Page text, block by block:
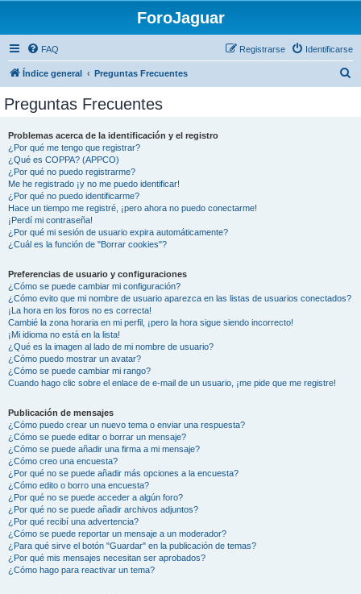
ForoJaguar
FAQ Identificarse
Registrarse
Índice general Preguntas Frecuentes
Preguntas Frecuentes
Problemas acerca de la identificación y el registro
¿Por qué me tengo que registrar?
¿Qué es COPPA? (APPCO)
¿Por qué no puedo registrarme?
Me he registrado ¡y no me puedo identificar!
¿Por qué no puedo identificarme?
Hace un tiempo me registré, ¡pero ahora no puedo conectarme!
¡Perdí mi contraseña!
¿Por qué mi sesión de usuario expira automáticamente?
¿Cuál es la función de "Borrar cookies"?
Preferencias de usuario y configuraciones
¿Cómo se puede cambiar mi configuración?
¿Cómo evito que mi nombre de usuario aparezca en las listas de usuarios conectados?
¡La hora en los foros no es correcta!
Cambié la zona horaria en mi perfil, ¡pero la hora sigue siendo incorrecto!
¡Mi idioma no está en la lista!
¿Qué es la imagen al lado de mi nombre de usuario?
¿Cómo puedo mostrar un avatar?
¿Cómo se puede cambiar mi rango?
Cuando hago clic sobre el enlace de e-mail de un usuario, ¡me pide que me registre!
Publicación de mensajes
¿Cómo puedo crear un nuevo tema o enviar una respuesta?
¿Cómo se puede editar o borrar un mensaje?
¿Cómo se puede añadir una firma a mi mensaje?
¿Cómo creo una encuesta?
¿Por qué no se puede añadir más opciones a la encuesta?
¿Cómo edito o borro una encuesta?
¿Por qué no se puede acceder a algún foro?
¿Por qué no se puede añadir archivos adjuntos?
¿Por qué recibí una advertencia?
¿Cómo se puede reportar un mensaje a un moderador?
¿Para qué sirve el botón "Guardar" en la publicación de temas?
¿Por qué mis mensajes necesitan ser aprobados?
¿Cómo hago para reactivar un tema?